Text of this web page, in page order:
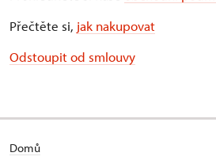
Přečtěte si, jak nakupovat
Odstoupit od smlouvy
Domů